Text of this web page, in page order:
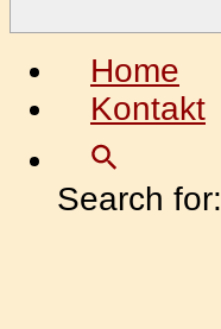
Home
Kontakt
Search for: